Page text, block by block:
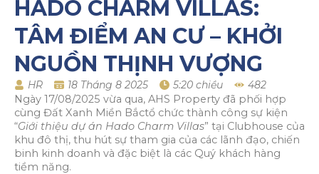
HADO CHARM VILLAS:
TÂM ĐIỂM AN CƯ – KHỞI
NGUỒN THỊNH VƯỢNG
HR 18 Tháng 8 2025 5:20 chiều
482
Ngày 17/08/2025 vừa qua, AHS Property đã phối hợp
cùng Đất Xanh Miền Bắctổ chức thành công sự kiện
“Giới thiệu dự án Hado Charm Villas” tại Clubhouse của
khu đô thị, thu hút sự tham gia của các lãnh đạo, chiến
binh kinh doanh và đặc biệt là các Quý khách hàng
tiềm năng.